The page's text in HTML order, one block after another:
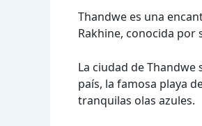
Thandwe es una
Rakhine, conocida por
La ciudad de
país, la famosa playa
tranquilas olas azules.